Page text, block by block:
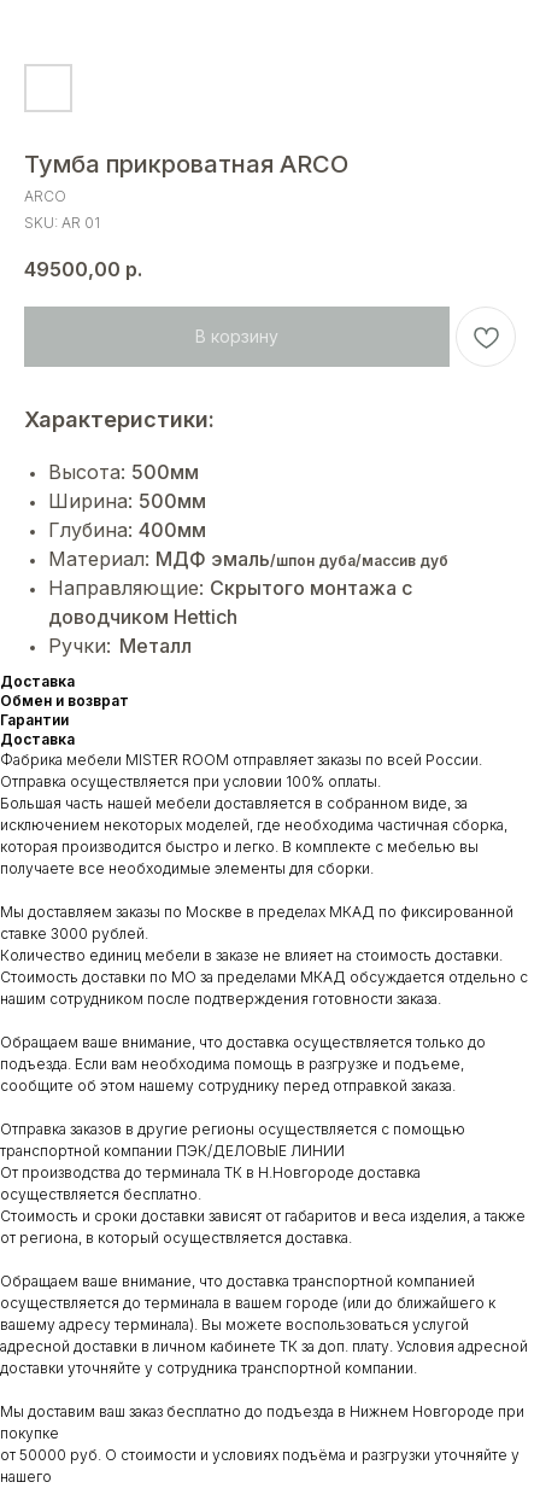
Тумба прикроватная ARCO
ARCO
SKU: AR 01
49500,00 р.
В корзину
Характеристики:
Высота: 500мм
Ширина: 500мм
Глубина: 400мм
Материал: МДФ эмаль/шпон дуба/массив дуб
Направляющие: Cкрытого монтажа с
доводчиком Hettich
Ручки: Металл
Доставка
Обмен и возврат
Гарантии
Доставка
Фабрика мебели MISTER ROOM отправляет заказы по всей России.
Отправка осуществляется при условии 100% оплаты.
Большая часть нашей мебели доставляется в собранном виде, за
исключением некоторых моделей, где необходима частичная сборка,
которая производится быстро и легко. В комплекте с мебелью вы
получаете все необходимые элементы для сборки.
Мы доставляем заказы по Москве в пределах МКАД по фиксированной
ставке 3000 рублей.
Количество единиц мебели в заказе не влияет на стоимость доставки.
Стоимость доставки по МО за пределами МКАД обсуждается отдельно с
нашим сотрудником после подтверждения готовности заказа.
Обращаем ваше внимание, что доставка осуществляется только до
подъезда. Если вам необходима помощь в разгрузке и подъеме,
сообщите об этом нашему сотруднику перед отправкой заказа.
Отправка заказов в другие регионы осуществляется с помощью
транспортной компании ПЭК/ДЕЛОВЫЕ ЛИНИИ
От производства до терминала ТК в Н.Новгороде доставка
осуществляется бесплатно.
Стоимость и сроки доставки зависят от габаритов и веса изделия, а также
от региона, в который осуществляется доставка.
Обращаем ваше внимание, что доставка транспортной компанией
осуществляется до терминала в вашем городе (или до ближайшего к
вашему адресу терминала). Вы можете воспользоваться услугой
адресной доставки в личном кабинете ТК за доп. плату. Условия адресной
доставки уточняйте у сотрудника транспортной компании.
Мы доставим ваш заказ бесплатно до подъезда в Нижнем Новгороде при
покупке
от 50000 руб. О стоимости и условиях подъёма и разгрузки уточняйте у
нашего